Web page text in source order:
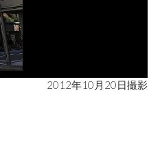
2012年10月20日撮影